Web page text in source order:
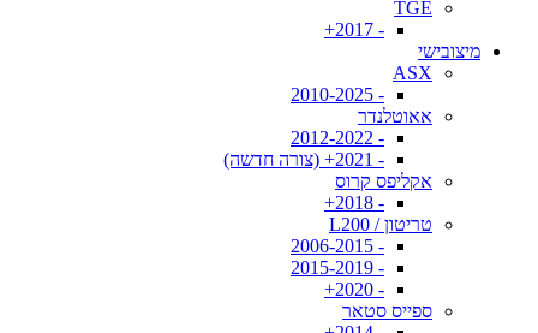
TGE
- 2017+
מיצובישי
ASX
- 2010-2025
אאוטלנדר
- 2012-2022
- 2021+ (צורה חדשה)
אקליפס קרוס
- 2018+
טריטון / L200
- 2006-2015
- 2015-2019
- 2020+
ספייס סטאר